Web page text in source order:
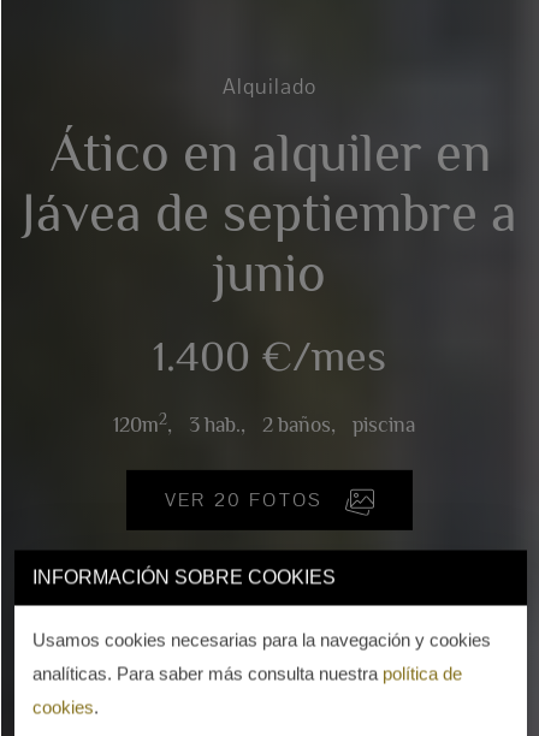
INFORMACIÓN SOBRE COOKIES
Usamos cookies necesarias para la navegación y cookies
analíticas. Para saber más consulta nuestra política de
cookies.
Alquilado
Ático en alquiler en
Jávea de septiembre a
junio
1.400 €/mes
120m2, 3 hab., 2 baños, piscina
VER 20 FOTOS